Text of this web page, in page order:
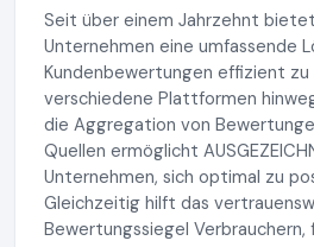
Seit über einem Jahrzehnt bietet
Unternehmen eine umfassende
Kundenbewertungen effizient zu
verschiedene Plattformen
die Aggregation von
Quellen ermöglicht
Unternehmen, sich optimal zu
Gleichzeitig hilft das
Bewertungssiegel Verbrauchern,